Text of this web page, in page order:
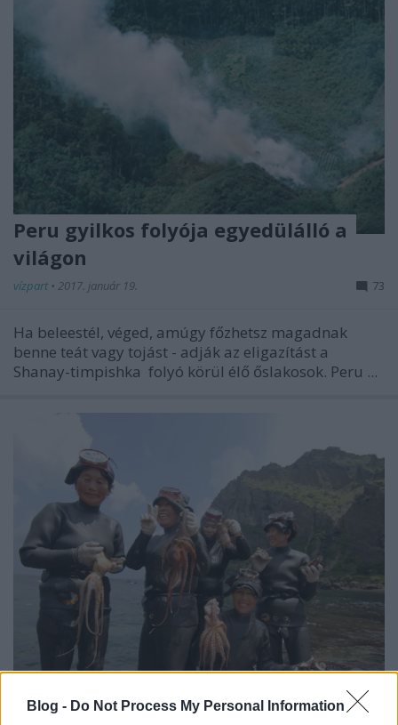
Blog - Do Not Process My Personal Information
Peru gyilkos folyója egyedülálló a
világon
vízpart • 2017. január 19. 73
Ha beleestél, véged, amúgy főzhetsz magadnak
benne teát vagy tojást - adják az eligazítást a
Shanay-timpishka folyó körül élő őslakosok. Peru ...
férfiak gyermeket neveltek